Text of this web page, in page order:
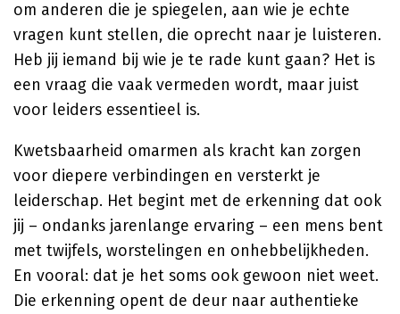
om anderen die je spiegelen, aan wie je echte
vragen kunt stellen, die oprecht naar je luisteren.
Heb jij iemand bij wie je te rade kunt gaan? Het is
een vraag die vaak vermeden wordt, maar juist
voor leiders essentieel is.
Kwetsbaarheid omarmen als kracht kan zorgen
voor diepere verbindingen en versterkt je
leiderschap. Het begint met de erkenning dat ook
jij – ondanks jarenlange ervaring – een mens bent
met twijfels, worstelingen en onhebbelijkheden.
En vooral: dat je het soms ook gewoon niet weet.
Die erkenning opent de deur naar authentieke